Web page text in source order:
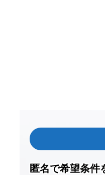
匿名で希望条件